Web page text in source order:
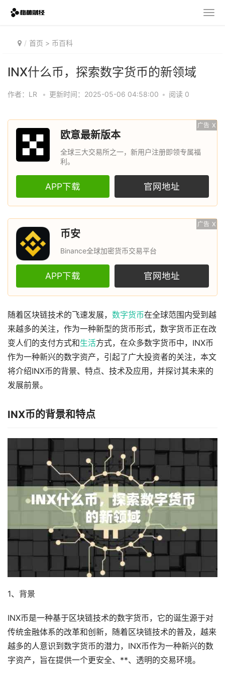
首页 > 币百科
INX什么币，探索数字货币的新领域
作者：LR • 更新时间：2025-05-06 04:58:00 • 阅读 0
广告 X
欧意最新版本
全球三大交易所之一，新用户注册即领专属福
利。
APP下载 官网地址
广告 X
币安
Binance全球加密货币交易平台
APP下载 官网地址
随着区块链技术的飞速发展， 数字货币在全球范围内受到越
来越多的关注，作为一种新型的货币形式，数字货币正在改
变人们的支付方式和生活方式，在众多数字货币中，INX币
作为一种新兴的数字资产，引起了广大投资者的关注，本文
将介绍INX币的背景、特点、技术及应用，并探讨其未来的
发展前景。
INX币的背景和特点
1、背景
INX币是一种基于区块链技术的数字货币，它的诞生源于对
传统金融体系的改革和创新，随着区块链技术的普及，越来
越多的人意识到数字货币的潜力，INX币作为一种新兴的数
字资产，旨在提供一个更安全、**、透明的交易环境。